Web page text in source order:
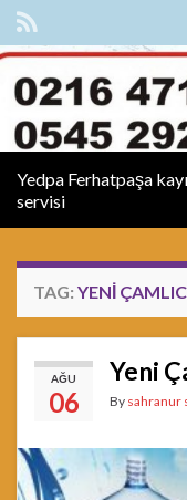
Yedpa Ferhatpaşa
servisi
TAG: YENI
AĞU
06
Yeni
By sahranur